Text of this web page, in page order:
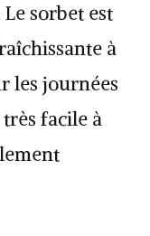
sorbet est
à
les journées
facile à